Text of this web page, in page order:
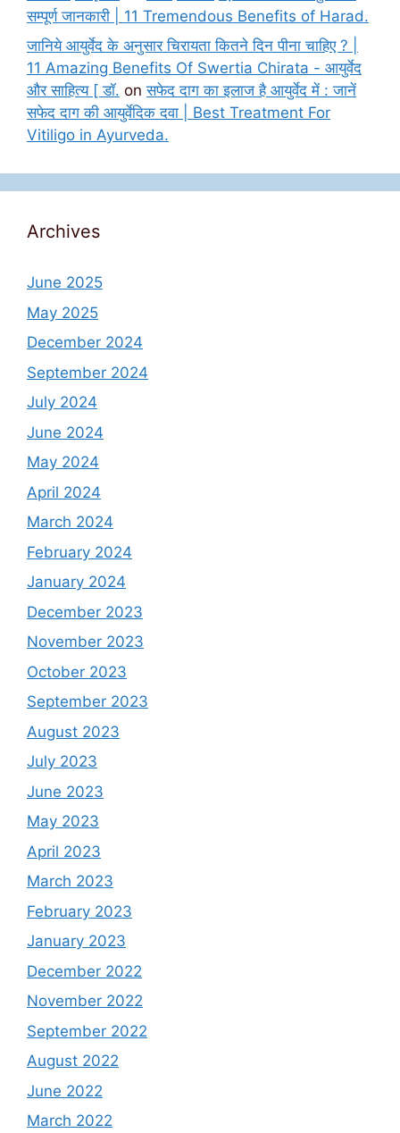
सम्पूर्ण जानकारी | 11 Tremendous Benefits of Harad.
जानिये आयुर्वेद के अनुसार चिरायता कितने दिन पीना चाहिए ? |
11 Amazing Benefits Of Swertia Chirata - आयुर्वेद
और साहित्य [ डॉ. onसफेद दाग का इलाज है आयुर्वेद में : जानें
सफेद दाग की आयुर्वेदिक दवा | Best Treatment For
Vitiligo in Ayurveda.
Archives
June 2025
May 2025
December 2024
September 2024
July 2024
June 2024
May 2024
April 2024
March 2024
February 2024
January 2024
December 2023
November 2023
October 2023
September 2023
August 2023
July 2023
June 2023
May 2023
April 2023
March 2023
February 2023
January 2023
December 2022
November 2022
September 2022
August 2022
June 2022
March 2022